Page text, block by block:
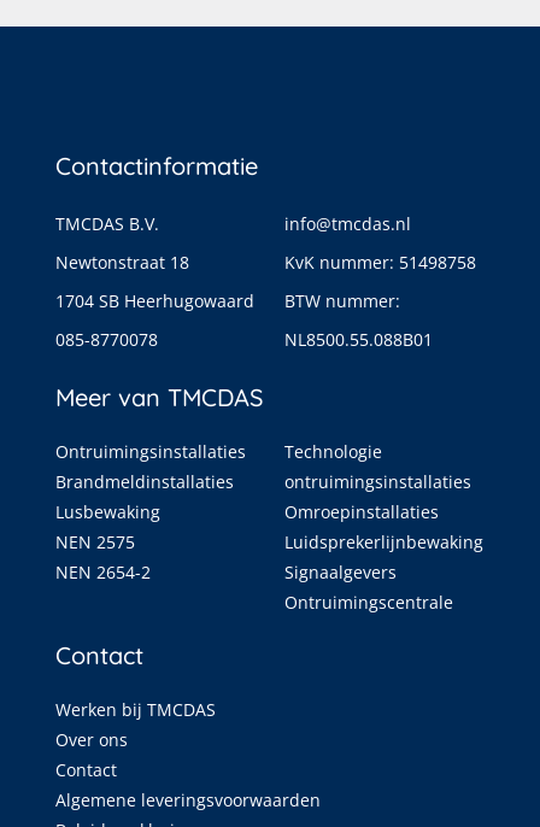
Contactinformatie
TMCDAS B.V.
Newtonstraat 18
1704 SB Heerhugowaard
085-8770078
info@tmcdas.nl
KvK nummer: 51498758
BTW nummer:
NL8500.55.088B01
Meer van TMCDAS
Ontruimingsinstallaties
Brandmeldinstallaties
Lusbewaking
NEN 2575
NEN 2654-2
Technologie
ontruimingsinstallaties
Omroepinstallaties
Luidsprekerlijnbewaking
Signaalgevers
Ontruimingscentrale
Contact
Werken bij TMCDAS
Over ons
Contact
Algemene leveringsvoorwaarden